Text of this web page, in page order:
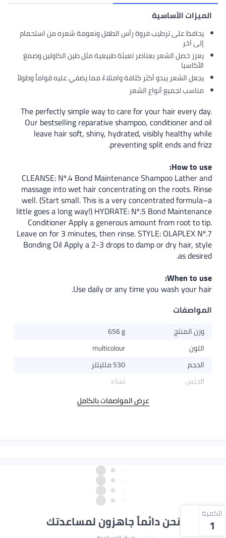
الميزات الأساسية
يحافظ على ترطيب فروة رأس الطفل ونعومة شعره من استحمام
إلى آخر
يعزز خصل الشعر بعناصر تعبئة طبيعية مثل طين الكاولين وصمغ
الأكاسيا
يجعل الشعر يبدو أكثر كثافة وامتلاءً مما يضفي عليه قواماً وطولاً
مناسب لجميع أنواع الشعر
The perfectly simple way to care for your hair every day.
Our bestselling reparative shampoo, conditioner and oil
leave hair soft, shiny, hydrated, visibly healthy while
preventing split ends and frizz.
How to use:
CLEANSE: Nº.4 Bond Maintenance Shampoo Lather and
massage into wet hair concentrating on the roots. Rinse
well. (Start small. This is a very concentrated formula–a
little goes a long way!) HYDRATE: Nº.5 Bond Maintenance
Conditioner Apply a generous amount from root to tip.
Leave on for 3 minutes, then rinse. STYLE: OLAPLEX Nº.7
Bonding Oil Apply a 2-3 drops to damp or dry hair, style
as desired.
When to use:
Use daily or any time you wash your hair.
المواصفات
وزن المنتج
656 g
اللون
multicolour
الحجم
530 ملليلتر
الجنس
نساء
عرض المواصفات بالكامل
الكمية
1 نحن دائماً جاهزون لمساعدتك